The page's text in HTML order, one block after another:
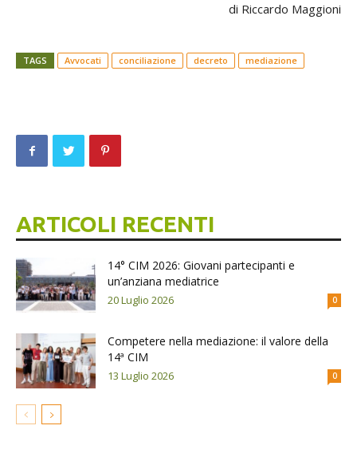
di Riccardo Maggioni
TAGS Avvocati conciliazione decreto mediazione
ARTICOLI RECENTI
14° CIM 2026: Giovani partecipanti e
un’anziana mediatrice
20 Luglio 2026 0
Competere nella mediazione: il valore della
14ª CIM
13 Luglio 2026 0